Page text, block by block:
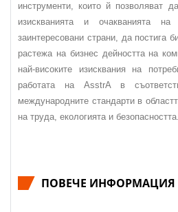
инструменти, които й позволяват
изискванията и очакванията
заинтересовани страни, да постига
растежа на бизнес дейността на
най-високите изисквания на
работата на AsstrA в
международните стандарти в
на труда, екологията и безопасността.
ПОВЕЧЕ ИНФОРМАЦИЯ